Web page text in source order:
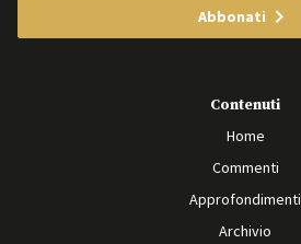
Abbonati
Contenuti
Home
Commenti
Approfondimenti
Archivio